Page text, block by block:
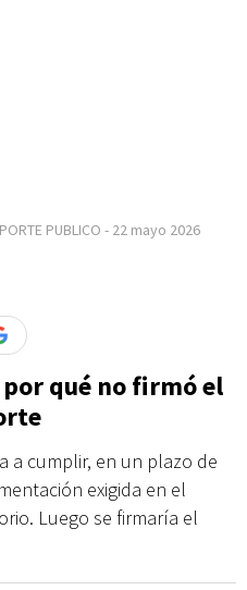
PUBLICO - 22 mayo 2026
qué no firmó el
a cumplir, en un plazo de
exigida en el
Luego se firmaría el